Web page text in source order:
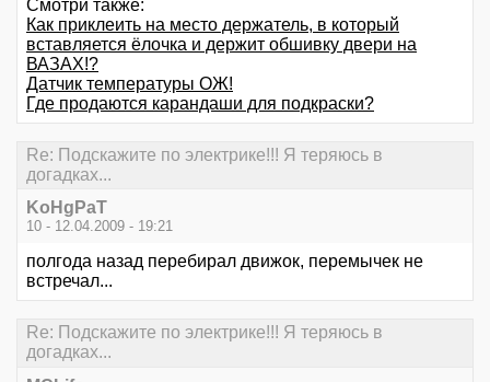
Смотри также:
Как приклеить на место держатель, в который
вставляется ёлочка и держит обшивку двери на
ВАЗАХ!?
Датчик температуры ОЖ!
Где продаются карандаши для подкраски?
Re: Подскажите по электрике!!! Я теряюсь в
догадках...
KoHgPaT
10 - 12.04.2009 - 19:21
полгода назад перебирал движок, перемычек не
встречал...
Re: Подскажите по электрике!!! Я теряюсь в
догадках...